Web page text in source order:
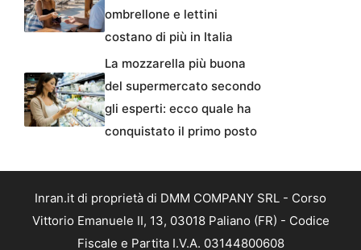
ombrellone e lettini
costano di più in Italia
La mozzarella più buona
del supermercato secondo
gli esperti: ecco quale ha
conquistato il primo posto
Inran.it di proprietà di DMM COMPANY SRL - Corso
Vittorio Emanuele II, 13, 03018 Paliano (FR) - Codice
Fiscale e Partita I.V.A. 03144800608